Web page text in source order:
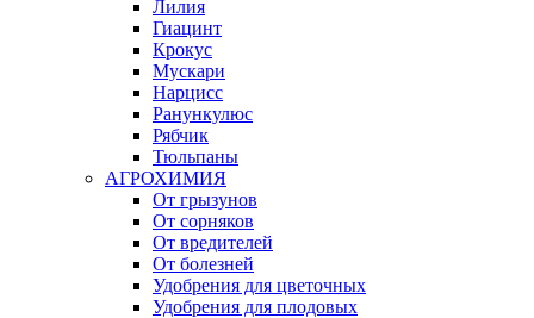
Лилия
Гиацинт
Крокус
Мускари
Нарцисс
Ранункулюс
Рябчик
Тюльпаны
АГРОХИМИЯ
От грызунов
От сорняков
От вредителей
От болезней
Удобрения для цветочных
Удобрения для плодовых